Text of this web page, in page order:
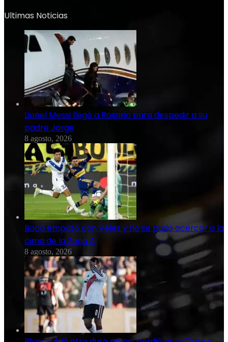
Ultimas Noticias
Lionel Messi llegó a Rosario para despedir a su
padre Jorge
8 agosto, 2026
Boca empató con Vélez y no se pudo acercar a la
cima de la Zona A
8 agosto, 2026